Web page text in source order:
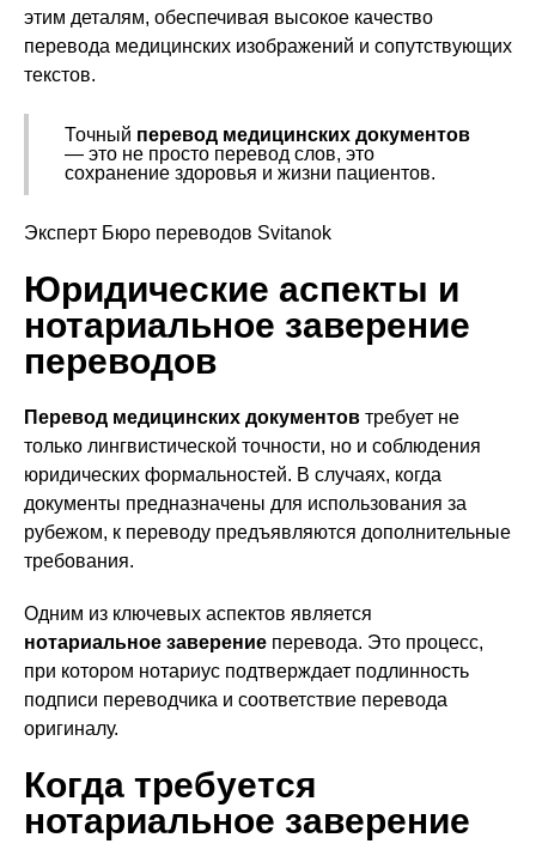
этим деталям, обеспечивая высокое качество
перевода медицинских изображений и сопутствующих
текстов.
Точный перевод медицинских документов
— это не просто перевод слов, это
сохранение здоровья и жизни пациентов.
Эксперт Бюро переводов Svitanok
Юридические аспекты и
нотариальное заверение
переводов
Перевод медицинских документов требует не
только лингвистической точности, но и соблюдения
юридических формальностей. В случаях, когда
документы предназначены для использования за
рубежом, к переводу предъявляются дополнительные
требования.
Одним из ключевых аспектов является
нотариальное заверение перевода. Это процесс,
при котором нотариус подтверждает подлинность
подписи переводчика и соответствие перевода
оригиналу.
Когда требуется
нотариальное заверение